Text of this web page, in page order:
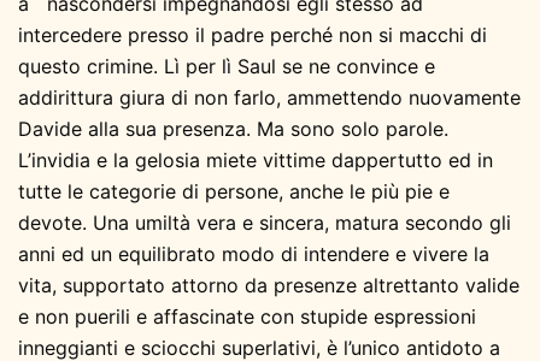
intercedere presso il padre perché non si macchi di
questo crimine. Lì per lì Saul se ne convince e
addirittura giura di non farlo, ammettendo nuovamente
Davide alla sua presenza. Ma sono solo parole.
L’invidia e la gelosia miete vittime dappertutto ed in
tutte le categorie di persone, anche le più pie e
devote. Una umiltà vera e sincera, matura secondo gli
anni ed un equilibrato modo di intendere e vivere la
vita, supportato attorno da presenze altrettanto valide
e non puerili e affascinate con stupide espressioni
inneggianti e sciocchi superlativi, è l’unico antidoto a